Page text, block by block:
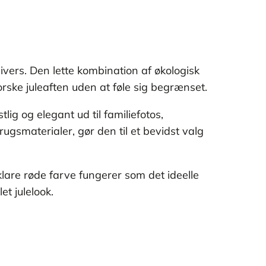
Den lette kombination af økologisk
juleaften uden at føle sig begrænset.
og elegant ud til familiefotos,
gør den til et bevidst valg
røde farve fungerer som det ideelle
julelook.